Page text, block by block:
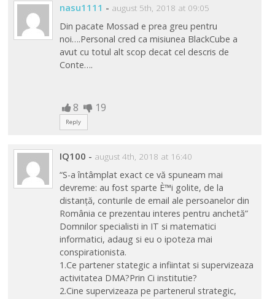
nasu1111 - august 5th, 2018 at 09:05
Din pacate Mossad e prea greu pentru
noi….Personal cred ca misiunea BlackCube a
avut cu totul alt scop decat cel descris de
Conte….
8 19
Reply
IQ100 - august 4th, 2018 at 16:40
“S-a întâmplat exact ce vă spuneam mai
devreme: au fost sparte È™i golite, de la
distanță, conturile de email ale persoanelor din
România ce prezentau interes pentru anchetă”
Domnilor specialisti in IT si matematici
informatici, adaug si eu o ipoteza mai
conspirationista.
1.Ce partener stategic a infiintat si supervizeaza
activitatea DMA?Prin Ci institutie?
2.Cine supervizeaza pe partenerul strategic,